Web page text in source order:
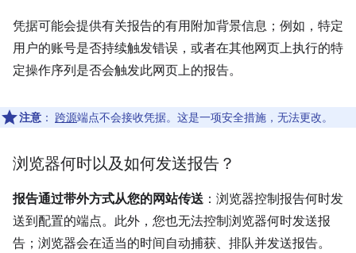
凭据可能会提供有关报告的有用附加背景信息；例如，特定
用户的账号是否持续触发错误，或者在其他网页上执行的特
定操作序列是否会触发此网页上的报告。
注意 ： 跨源端点不会接收凭据。这是一项安全措施，无法更改。
浏览器何时以及如何发送报告？
报告通过带外方式从您的网站传送 ：浏览器控制报告何时发
送到配置的端点。此外，您也无法控制浏览器何时发送报
告；浏览器会在适当的时间自动捕获、排队并发送报告。